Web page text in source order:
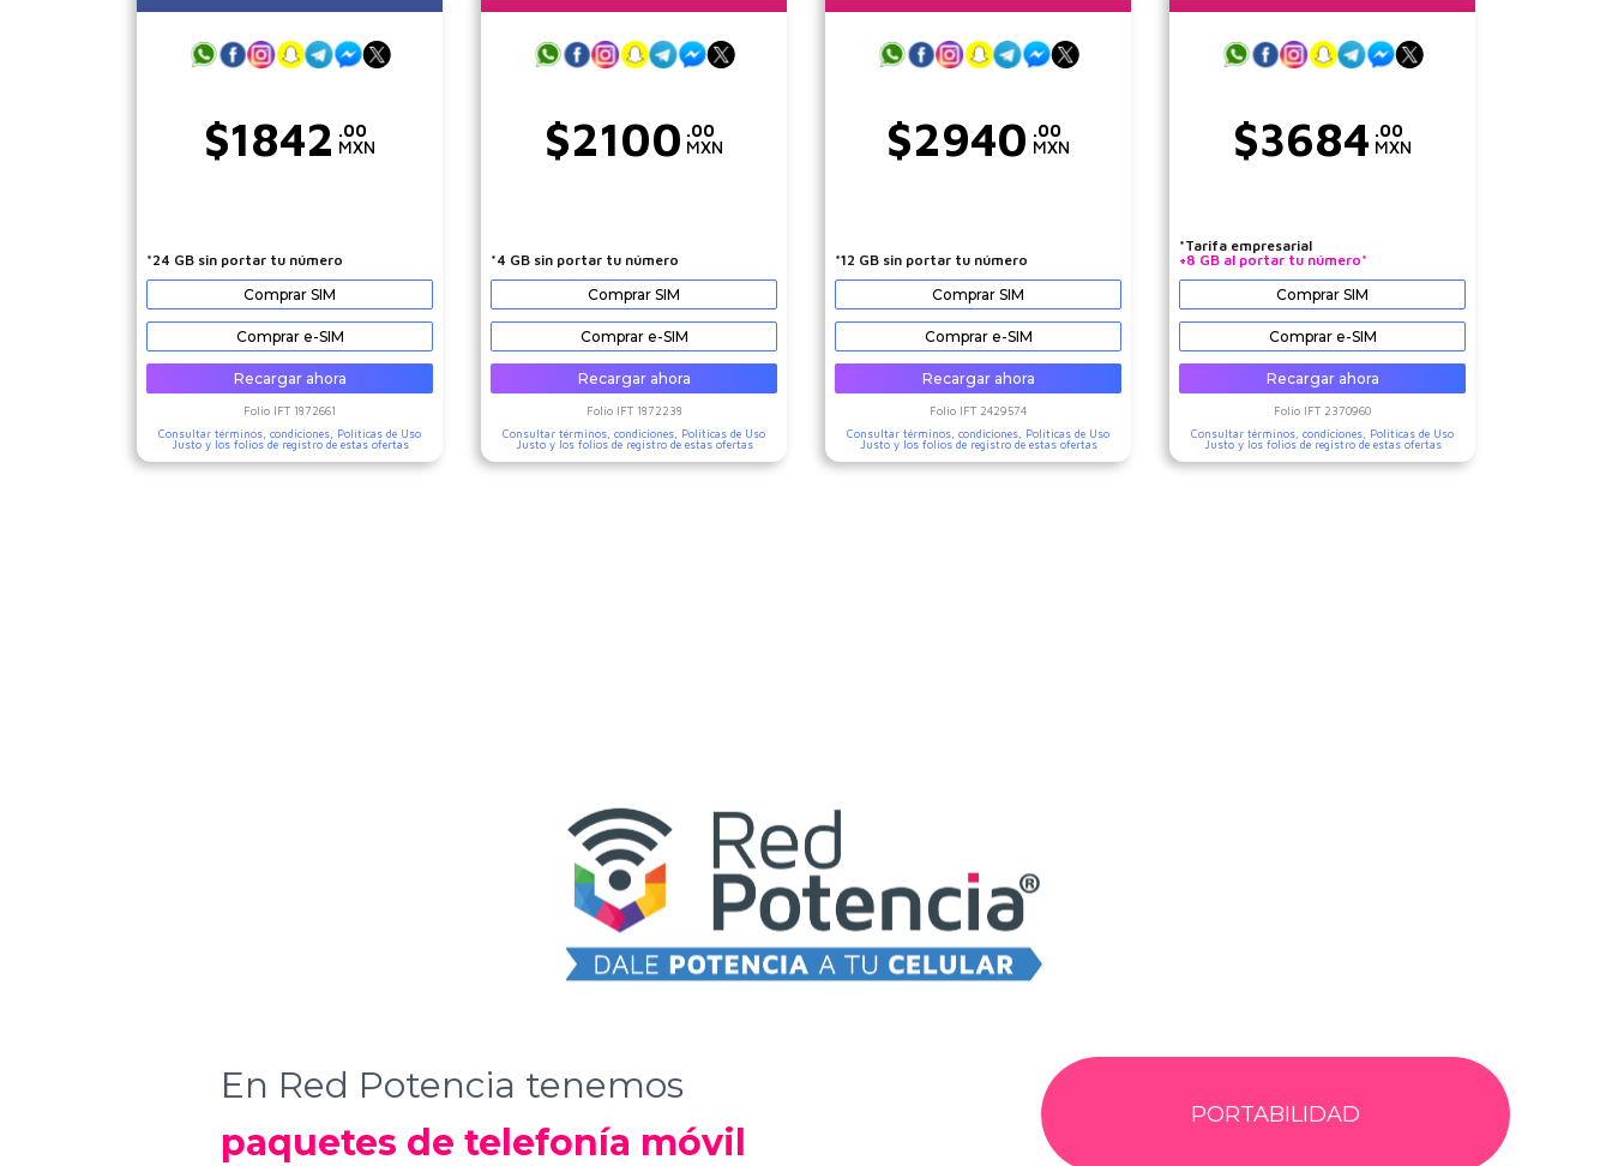
$1842 .00
MXN
*24 GB sin portar tu número
Comprar SIM
Comprar e-SIM
Recargar ahora
Folio IFT 1872661
Consultar términos, condiciones, Políticas de Uso
Justo y los folios de registro de estas ofertas
$2100 .00
MXN
*4 GB sin portar tu número
Comprar SIM
Comprar e-SIM
Recargar ahora
Folio IFT 1872238
Consultar términos, condiciones, Políticas de Uso
Justo y los folios de registro de estas ofertas
$2940 .00
MXN
*12 GB sin portar tu número
Comprar SIM
Comprar e-SIM
Recargar ahora
Folio IFT 2429574
Consultar términos, condiciones, Políticas de Uso
Justo y los folios de registro de estas ofertas
$3684 .00
MXN
*Tarifa empresarial
+8 GB al portar tu número*
Comprar SIM
Comprar e-SIM
Recargar ahora
Folio IFT 2370960
Consultar términos, condiciones, Políticas de Uso
Justo y los folios de registro de estas ofertas
En Red Potencia tenemos
paquetes de telefonía móvil
PORTABILIDAD